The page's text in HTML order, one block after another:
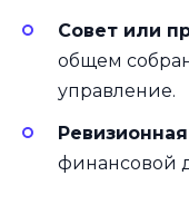
Совет или
общем
управление.
финансовой